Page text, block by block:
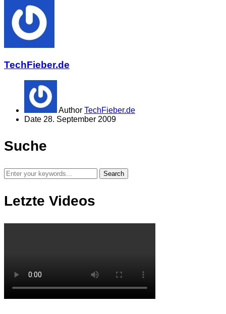
TechFieber.de
Author TechFieber.de
Date 28. September 2009
Suche
Letzte Videos